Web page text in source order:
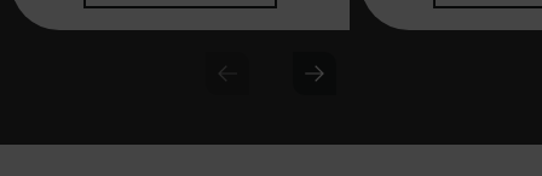
Previous slide
Next slide